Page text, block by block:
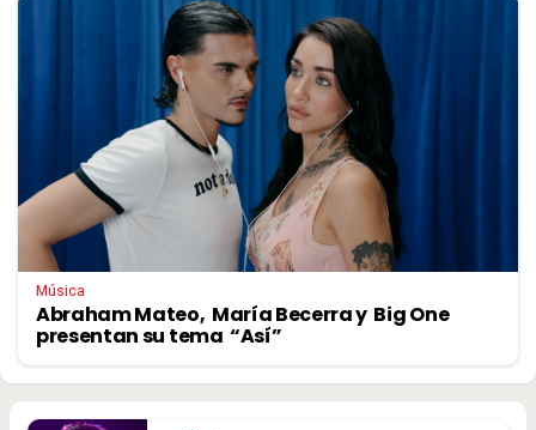
Música
Abraham Mateo, María Becerra y Big One
presentan su tema “Así”